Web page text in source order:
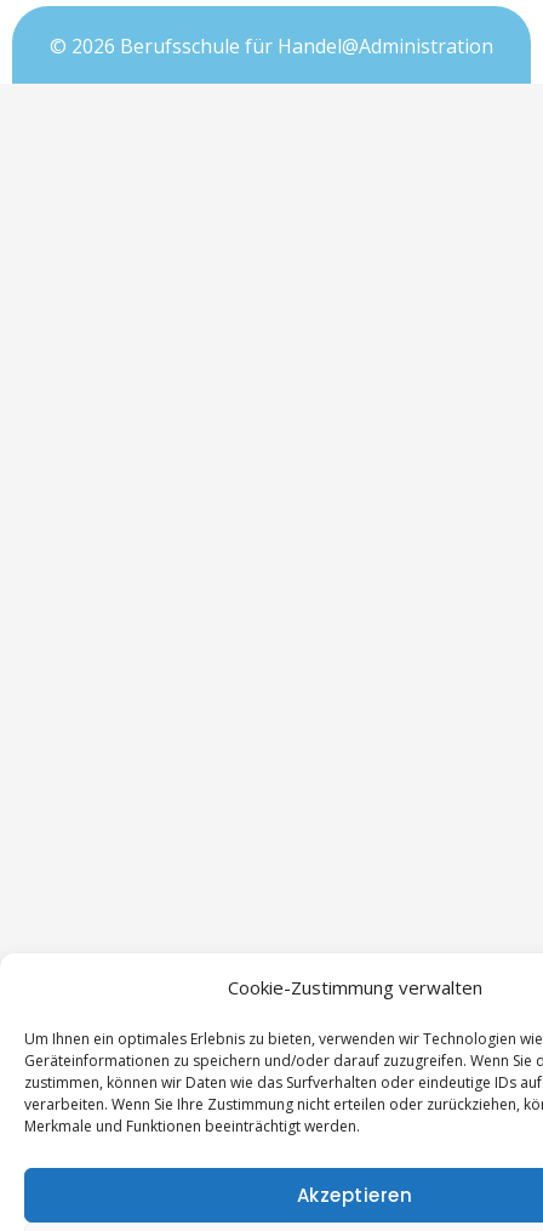
Cookie-Zustimmung verwalten
Um Ihnen ein optimales Erlebnis zu bieten, verwenden wir Technologien
Geräteinformationen zu speichern und/oder darauf zuzugreifen. Wenn Sie
zustimmen, können wir Daten wie das Surfverhalten oder eindeutige IDs
verarbeiten. Wenn Sie Ihre Zustimmung nicht erteilen oder zurückziehen,
Merkmale und Funktionen beeinträchtigt werden.
Akzeptieren
© 2026 Berufsschule für Handel@Administration
Wir verwenden Cookies.
anbieten zu können und die Zugriffe auf unsere Website zu
Außerdem geben wir Informationen zu Ihrer Verwendung
unsere Partner für soziale Medien, Werbung und Analysen